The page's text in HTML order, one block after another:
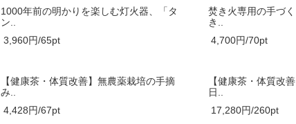
1000年前の明かりを楽しむ灯火器、「タ
ン..
3,960円/65pt
焚き火専用の手づ
き..
4,700円/70pt
【健康茶・体質改善】無農薬栽培の手摘
み..
4,428円/67pt
【健康茶・体質改
日..
17,280円/260pt